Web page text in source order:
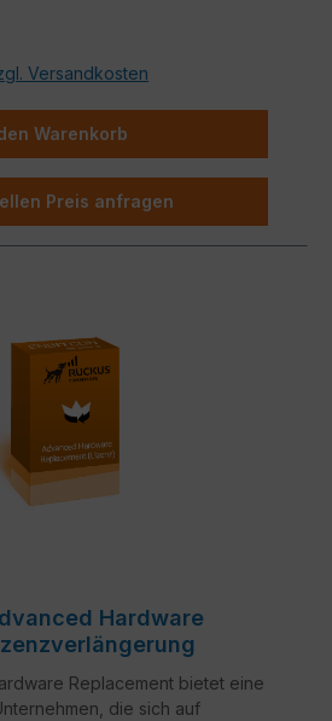
Versandkosten
Warenkorb
Preis anfragen
Hardware
Replacement bietet eine
die sich auf